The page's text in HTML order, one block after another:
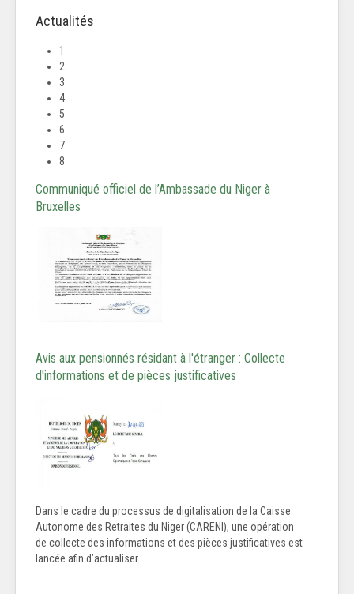
Actualités
1
2
3
4
5
6
7
8
Communiqué officiel de l’Ambassade du Niger à
Bruxelles
Avis aux pensionnés résidant à l'étranger : Collecte
d'informations et de pièces justificatives
Dans le cadre du processus de digitalisation de la Caisse
Autonome des Retraites du Niger (CARENI), une opération
de collecte des informations et des pièces justificatives est
lancée afin d’actualiser...